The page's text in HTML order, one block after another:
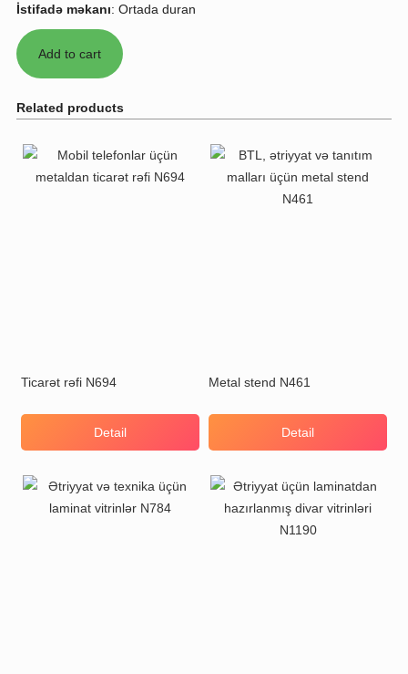
İstifadə məkanı: Ortada duran
Related products
Ticarət rəfi N694
Detail
Metal stend N461
Detail